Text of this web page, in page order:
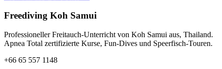
Freediving Koh Samui
Professioneller Freitauch-Unterricht von Koh Samui aus, Thailand.
Apnea Total zertifizierte Kurse, Fun-Dives und Speerfisch-Touren.
+66 65 557 1148